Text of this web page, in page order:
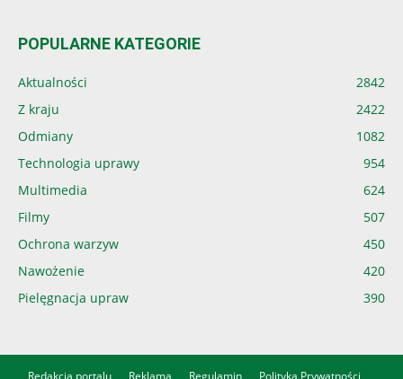
POPULARNE KATEGORIE
Aktualności
2842
Z kraju
2422
Odmiany
1082
Technologia uprawy
954
Multimedia
624
Filmy
507
Ochrona warzyw
450
Nawożenie
420
Pielęgnacja upraw
390
Redakcja portalu Reklama Regulamin Polityka Prywatności